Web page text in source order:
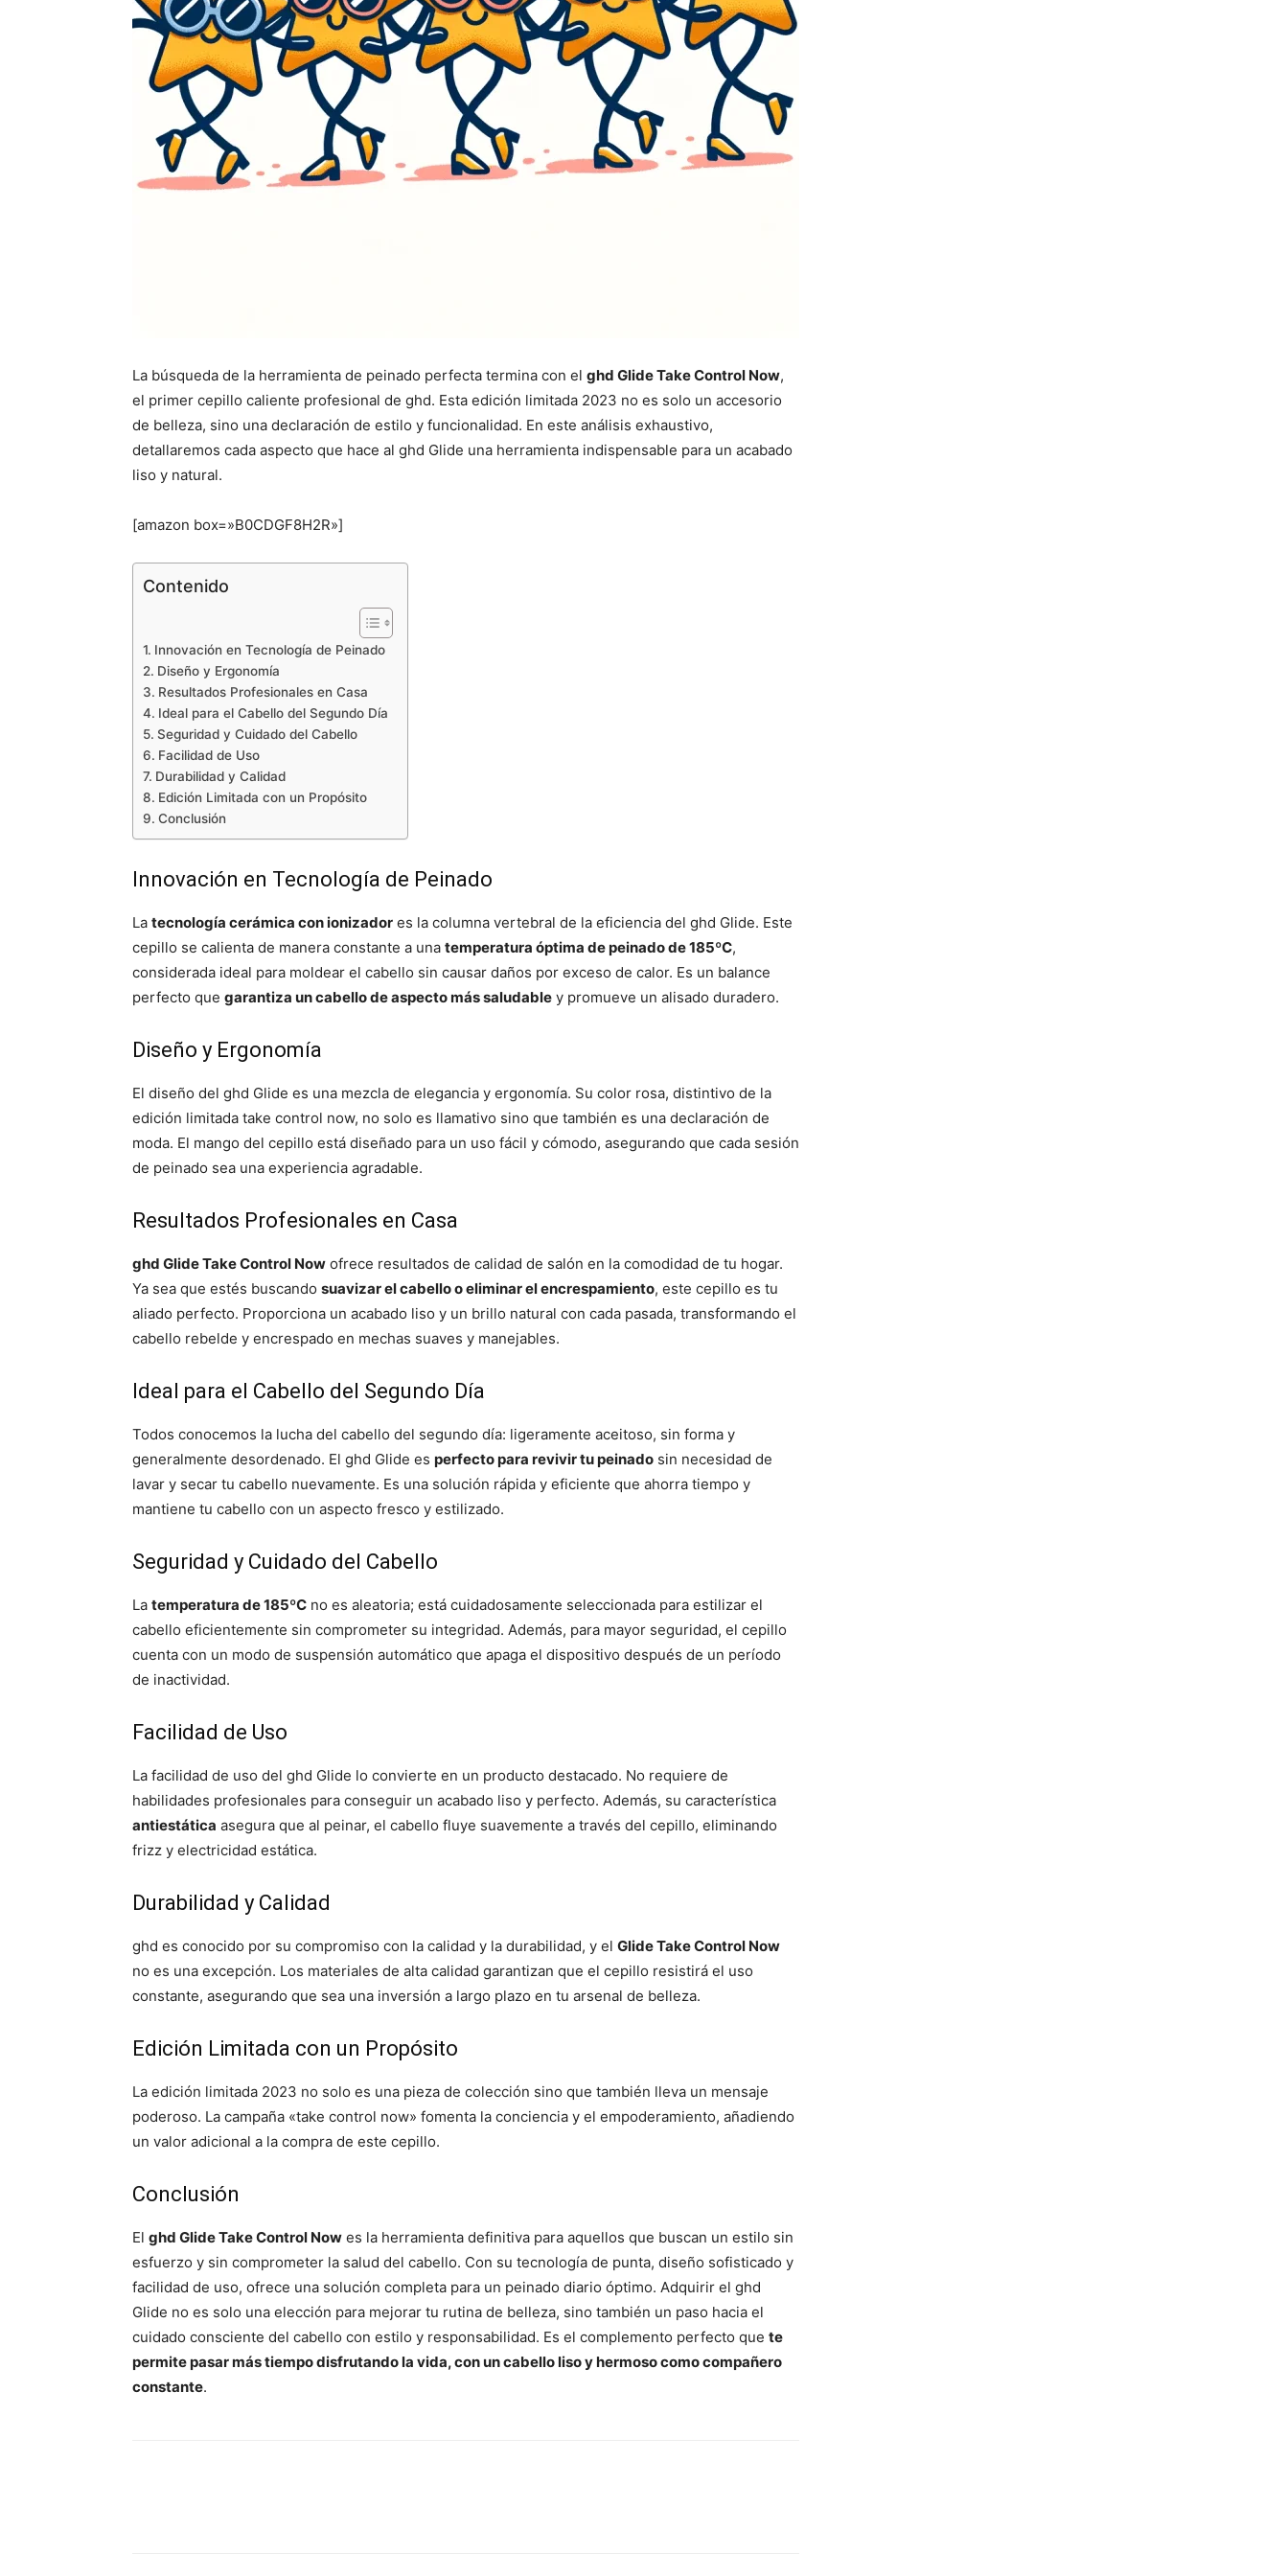
La búsqueda de la herramienta de peinado perfecta termina con el ghd Glide Take Control Now,
el primer cepillo caliente profesional de ghd. Esta edición limitada 2023 no es solo un accesorio
de belleza, sino una declaración de estilo y funcionalidad. En este análisis exhaustivo,
detallaremos cada aspecto que hace al ghd Glide una herramienta indispensable para un acabado
liso y natural.
[amazon box=»B0CDGF8H2R»]
Contenido
Innovación en Tecnología de Peinado
Diseño y Ergonomía
Resultados Profesionales en Casa
Ideal para el Cabello del Segundo Día
Seguridad y Cuidado del Cabello
Facilidad de Uso
Durabilidad y Calidad
Edición Limitada con un Propósito
Conclusión
Innovación en Tecnología de Peinado
La tecnología cerámica con ionizador es la columna vertebral de la eficiencia del ghd Glide. Este
cepillo se calienta de manera constante a una temperatura óptima de peinado de 185ºC,
considerada ideal para moldear el cabello sin causar daños por exceso de calor. Es un balance
perfecto que garantiza un cabello de aspecto más saludable y promueve un alisado duradero.
Diseño y Ergonomía
El diseño del ghd Glide es una mezcla de elegancia y ergonomía. Su color rosa, distintivo de la
edición limitada take control now, no solo es llamativo sino que también es una declaración de
moda. El mango del cepillo está diseñado para un uso fácil y cómodo, asegurando que cada sesión
de peinado sea una experiencia agradable.
Resultados Profesionales en Casa
ghd Glide Take Control Now ofrece resultados de calidad de salón en la comodidad de tu hogar.
Ya sea que estés buscando suavizar el cabello o eliminar el encrespamiento, este cepillo es tu
aliado perfecto. Proporciona un acabado liso y un brillo natural con cada pasada, transformando el
cabello rebelde y encrespado en mechas suaves y manejables.
Ideal para el Cabello del Segundo Día
Todos conocemos la lucha del cabello del segundo día: ligeramente aceitoso, sin forma y
generalmente desordenado. El ghd Glide es perfecto para revivir tu peinado sin necesidad de
lavar y secar tu cabello nuevamente. Es una solución rápida y eficiente que ahorra tiempo y
mantiene tu cabello con un aspecto fresco y estilizado.
Seguridad y Cuidado del Cabello
La temperatura de 185ºC no es aleatoria; está cuidadosamente seleccionada para estilizar el
cabello eficientemente sin comprometer su integridad. Además, para mayor seguridad, el cepillo
cuenta con un modo de suspensión automático que apaga el dispositivo después de un período
de inactividad.
Facilidad de Uso
La facilidad de uso del ghd Glide lo convierte en un producto destacado. No requiere de
habilidades profesionales para conseguir un acabado liso y perfecto. Además, su característica
antiestática asegura que al peinar, el cabello fluye suavemente a través del cepillo, eliminando
frizz y electricidad estática.
Durabilidad y Calidad
ghd es conocido por su compromiso con la calidad y la durabilidad, y el Glide Take Control Now
no es una excepción. Los materiales de alta calidad garantizan que el cepillo resistirá el uso
constante, asegurando que sea una inversión a largo plazo en tu arsenal de belleza.
Edición Limitada con un Propósito
La edición limitada 2023 no solo es una pieza de colección sino que también lleva un mensaje
poderoso. La campaña «take control now» fomenta la conciencia y el empoderamiento, añadiendo
un valor adicional a la compra de este cepillo.
Conclusión
El ghd Glide Take Control Now es la herramienta definitiva para aquellos que buscan un estilo sin
esfuerzo y sin comprometer la salud del cabello. Con su tecnología de punta, diseño sofisticado y
facilidad de uso, ofrece una solución completa para un peinado diario óptimo. Adquirir el ghd
Glide no es solo una elección para mejorar tu rutina de belleza, sino también un paso hacia el
cuidado consciente del cabello con estilo y responsabilidad. Es el complemento perfecto que te
permite pasar más tiempo disfrutando la vida, con un cabello liso y hermoso como compañero
constante.